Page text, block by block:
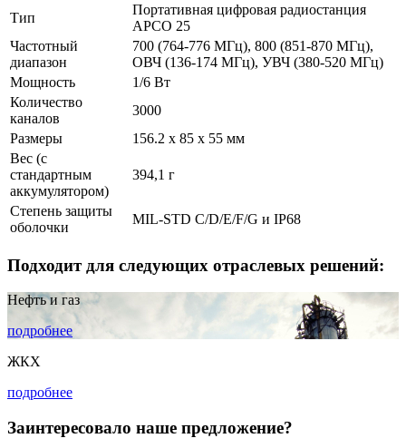
Тип
Портативная цифровая радиостанция
APCO 25
Частотный
диапазон
700 (764-776 МГц), 800 (851-870 МГц),
ОВЧ (136-174 МГц), УВЧ (380-520 МГц)
Мощность
1/6 Вт
Количество
каналов
3000
Размеры
156.2 x 85 x 55 мм
Вес (с
стандартным
аккумулятором)
394,1 г
Степень защиты
оболочки
MIL-STD С/D/E/F/G и IP68
Подходит для следующих отраслевых решений:
Нефть и газ
подробнее
ЖКХ
подробнее
Заинтересовало наше предложение?